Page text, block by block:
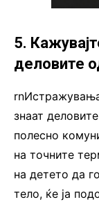
5.
деловите
знаат
полесно
на точните
на детето да
тело, ќе ја